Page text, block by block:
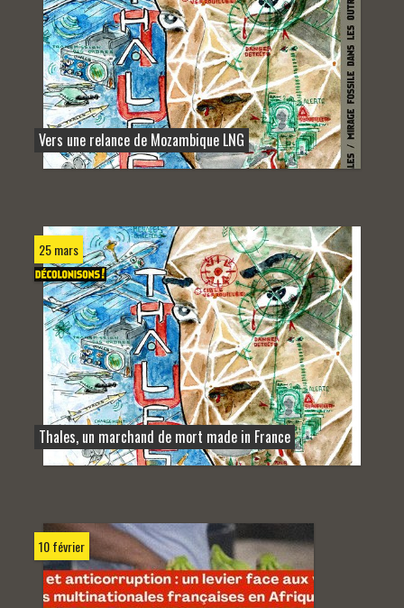
Vers une relance de Mozambique LNG
25 mars
Thales, un marchand de mort made in France
10 février